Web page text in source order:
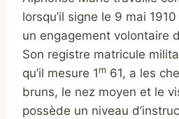
lorsqu’il signe le 9 mai
un engagement volontaire
Son registre matricule
qu’il mesure 1 m 61, a les
bruns, le nez moyen et le
possède un niveau